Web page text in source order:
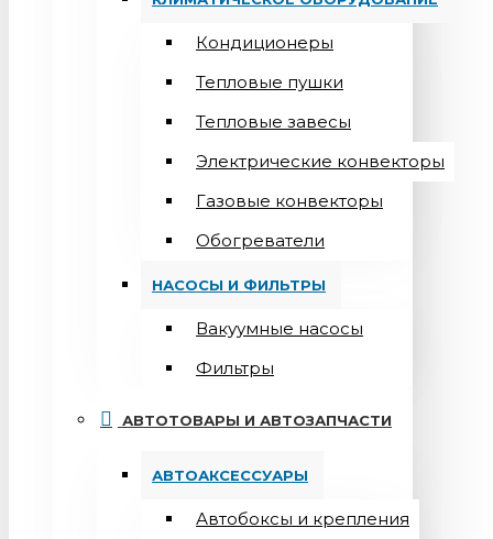
Кондиционеры
Teпловые пушки
Тепловые завесы
Электрические конвекторы
Газовые конвекторы
Обогреватели
НАСОСЫ И ФИЛЬТРЫ
Вакуумные насосы
Фильтры
АВТОТОВАРЫ И АВТОЗАПЧАСТИ
АВТОАКСЕССУАРЫ
Автобоксы и крепления